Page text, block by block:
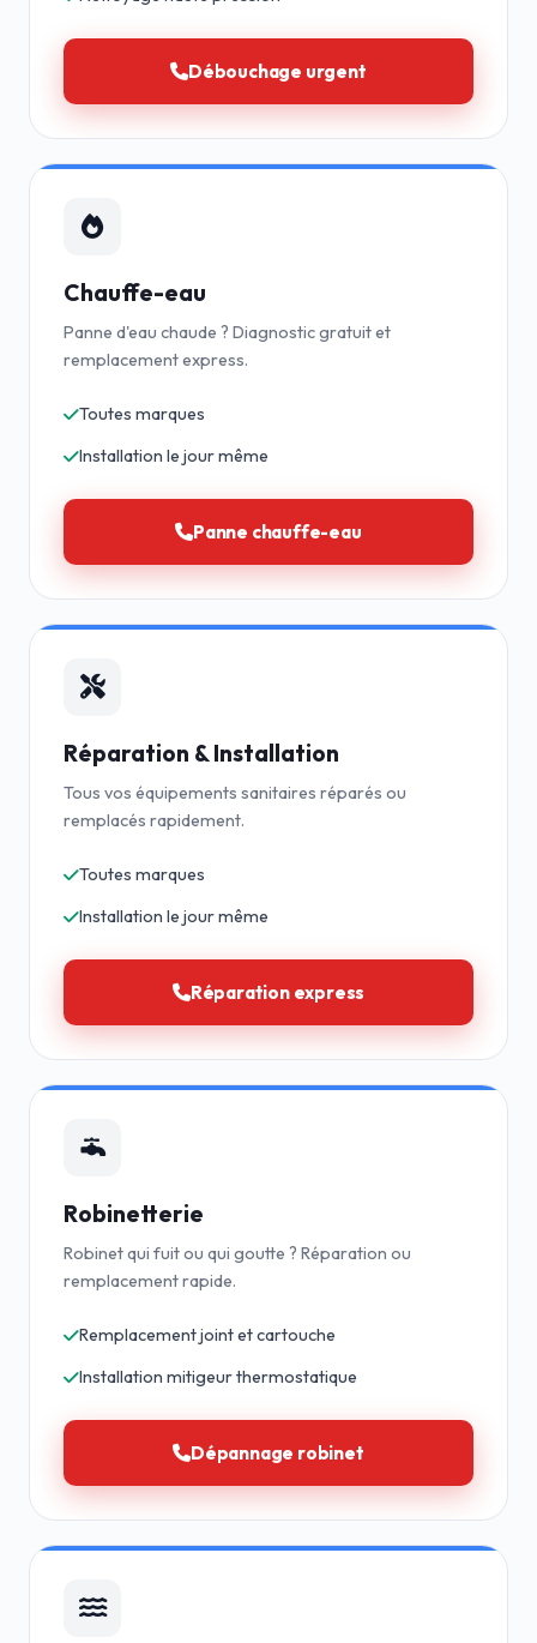
Débouchage urgent
Chauffe-eau
Panne d'eau chaude ? Diagnostic gratuit et
remplacement express.
Toutes marques
Installation le jour même
Panne chauffe-eau
Réparation & Installation
Tous vos équipements sanitaires réparés ou
remplacés rapidement.
Toutes marques
Installation le jour même
Réparation express
Robinetterie
Robinet qui fuit ou qui goutte ? Réparation ou
remplacement rapide.
Remplacement joint et cartouche
Installation mitigeur thermostatique
Dépannage robinet